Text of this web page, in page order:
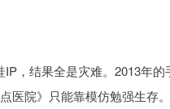
IP，结果全是灾难。2013年
医院》只能靠模仿勉强生存